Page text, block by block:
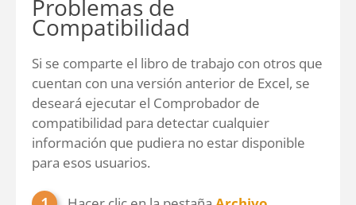
Problemas de
Compatibilidad
Si se comparte el libro de trabajo con otros que
cuentan con una versión anterior de Excel, se
deseará ejecutar el Comprobador de
compatibilidad para detectar cualquier
información que pudiera no estar disponible
para esos usuarios.